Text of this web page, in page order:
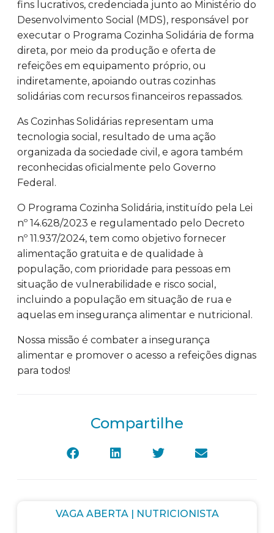
fins lucrativos, credenciada junto ao Ministério do
Desenvolvimento Social (MDS), responsável por
executar o Programa Cozinha Solidária de forma
direta, por meio da produção e oferta de
refeições em equipamento próprio, ou
indiretamente, apoiando outras cozinhas
solidárias com recursos financeiros repassados.
As Cozinhas Solidárias representam uma
tecnologia social, resultado de uma ação
organizada da sociedade civil, e agora também
reconhecidas oficialmente pelo Governo
Federal.
O Programa Cozinha Solidária, instituído pela Lei
nº 14.628/2023 e regulamentado pelo Decreto
nº 11.937/2024, tem como objetivo fornecer
alimentação gratuita e de qualidade à
população, com prioridade para pessoas em
situação de vulnerabilidade e risco social,
incluindo a população em situação de rua e
aquelas em insegurança alimentar e nutricional.
Nossa missão é combater a insegurança
alimentar e promover o acesso a refeições dignas
para todos!
Compartilhe
VAGA ABERTA | NUTRICIONISTA